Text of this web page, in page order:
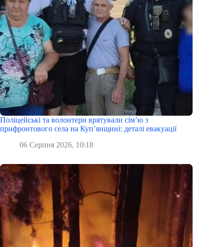
Поліцейські та волонтери врятували сім’ю з
прифронтового села на Куп’янщині: деталі евакуації
06 Серпня 2026, 10:18